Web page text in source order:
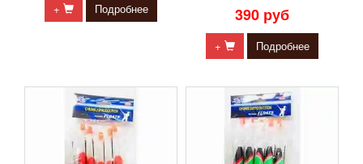
+ Подробнее
390 руб
+ Подробнее